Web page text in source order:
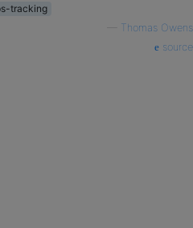
tracking
Thomas Owens
source